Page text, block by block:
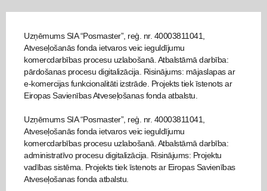
Uzņēmums SIA “Posmaster”, reģ. nr. 40003811041,
Atveseļošanās fonda ietvaros veic ieguldījumu
komercdarbības procesu uzlabošanā. Atbalstāmā darbība:
pārdošanas procesu digitalizācija. Risinājums: mājaslapas ar
e-komercijas funkcionalitāti izstrāde. Projekts tiek īstenots ar
Eiropas Savienības Atveseļošanas fonda atbalstu.
Uzņēmums SIA “Posmaster”, reģ. nr. 40003811041,
Atveseļošanās fonda ietvaros veic ieguldījumu
komercdarbības procesu uzlabošanā. Atbalstāmā darbība:
administratīvo procesu digitalizācija. Risinājums: Projektu
vadības sistēma. Projekts tiek īstenots ar Eiropas Savienības
Atveseļošanas fonda atbalstu.